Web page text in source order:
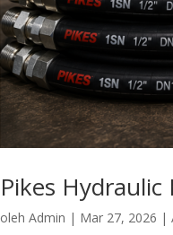
Pikes Hydraulic
olehAdmin | Mar 27, 2026 |